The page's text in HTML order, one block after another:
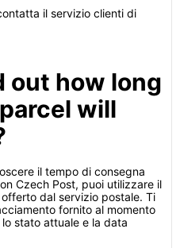
il servizio clienti di
out how long
will
il tempo di consegna
Czech Post, puoi utilizzare il
dal servizio postale. Ti
fornito al momento
stato attuale e la data